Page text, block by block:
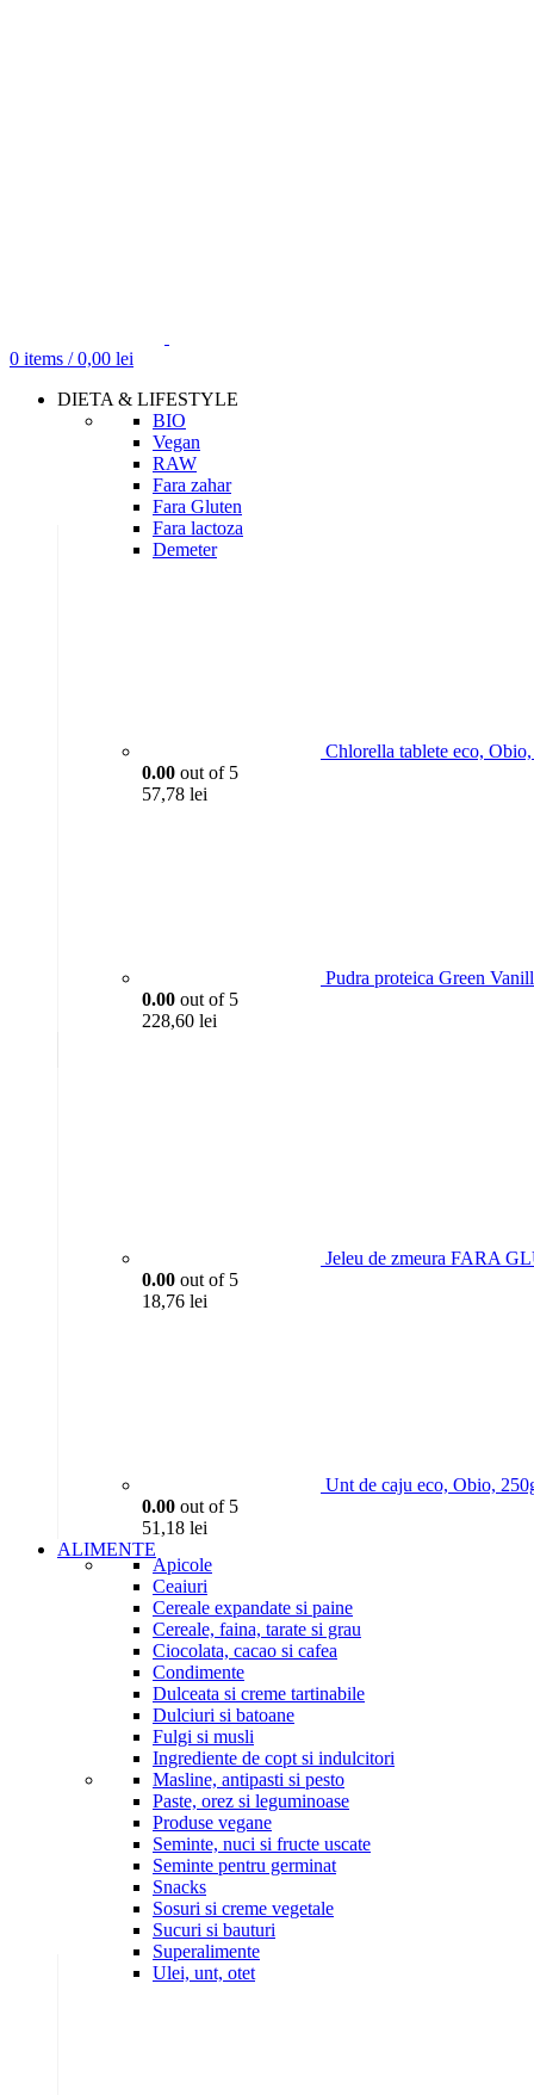
0 items / 0,00 lei
DIETA & LIFESTYLE
BIO
Vegan
RAW
Fara zahar
Fara Gluten
Fara lactoza
Demeter
Chlorella tablete eco,
0.00 out of 5
57,78 lei
Pudra proteica Green
0.00 out of 5
228,60 lei
Jeleu de zmeura FARA
0.00 out of 5
18,76 lei
Unt de caju eco, Obio,
0.00 out of 5
51,18 lei
ALIMENTE
Apicole
Ceaiuri
Cereale expandate si paine
Cereale, faina, tarate si grau
Ciocolata, cacao si cafea
Condimente
Dulceata si creme tartinabile
Dulciuri si batoane
Fulgi si musli
Ingrediente de copt si indulcitori
Masline, antipasti si pesto
Paste, orez si leguminoase
Produse vegane
Seminte, nuci si fructe uscate
Seminte pentru germinat
Snacks
Sosuri si creme vegetale
Sucuri si bauturi
Superalimente
Ulei, unt, otet